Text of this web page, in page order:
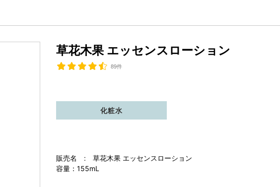
草花木果 エッセンスローション
89件
販売名 : 草花木果 エッセンスローション
容量：155mL
化粧水